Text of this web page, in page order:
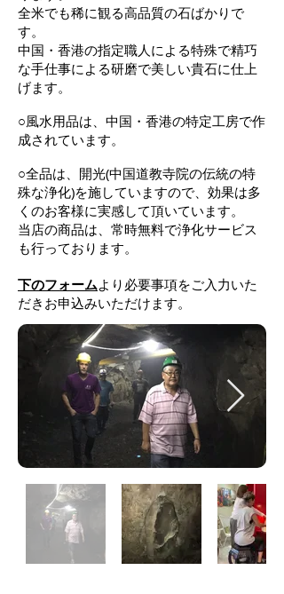
全米でも稀に観る高品質の石ばかりで
す。
中国・香港の指定職人による特殊で精巧
な手仕事による研磨で美しい貴石に仕上
げます。
○風水用品は、中国・香港の特定工房で作
成されています。
○全品は、開光(中国道教寺院の伝統の特
殊な浄化)を施していますので、効果は多
くのお客様に実感して頂いています。
当店の商品は、常時無料で浄化サービス
も行っております。
下のフォームより必要事項をご入力いた
だきお申込みいただけます。